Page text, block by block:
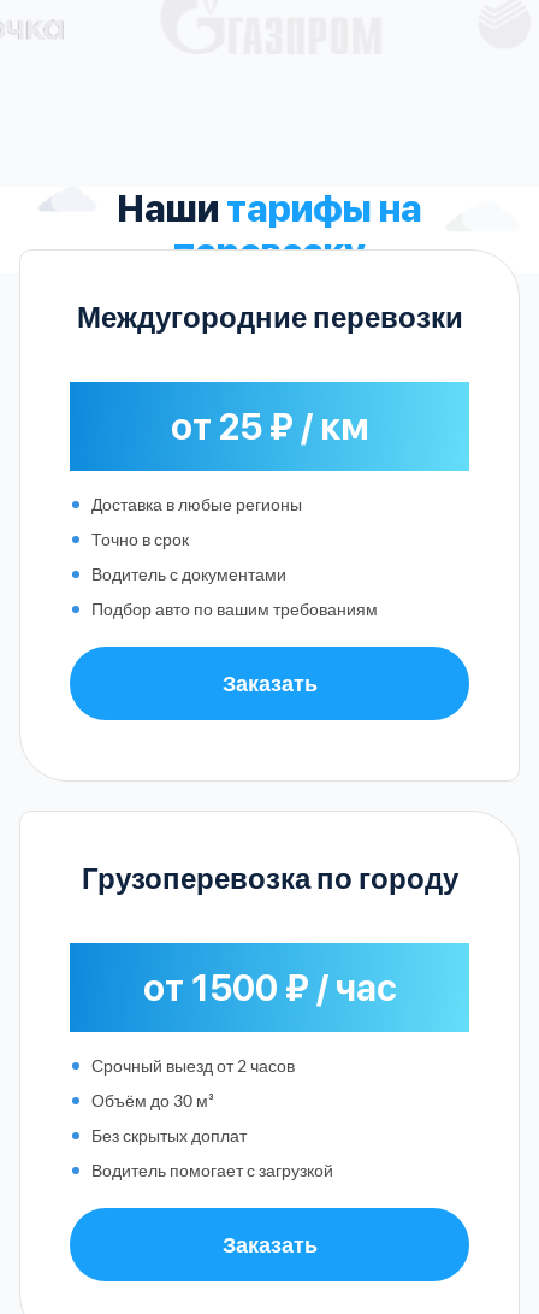
Наши тарифы на
перевозку
Междугородние перевозки
от 25 ₽ / км
Доставка в любые регионы
Точно в срок
Водитель с документами
Подбор авто по вашим требованиям
Заказать
Грузоперевозка по городу
от 1500 ₽ / час
Срочный выезд от 2 часов
Объём до 30 м³
Без скрытых доплат
Водитель помогает с загрузкой
Заказать